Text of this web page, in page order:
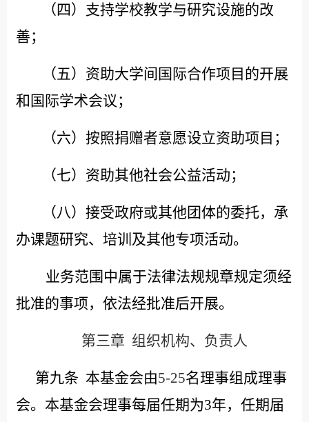
（四）支持学校教学与研究设施的改
善；
（五）资助大学间国际合作项目的开展
和国际学术会议；
（六）按照捐赠者意愿设立资助项目；
（七）资助其他社会公益活动；
（八）接受政府或其他团体的委托，承
办课题研究、培训及其他专项活动。
业务范围中属于法律法规规章规定须经
批准的事项，依法经批准后开展。
第三章 组织机构、负责人
第九条 本基金会由5-25名理事组成理事
会。本基金会理事每届任期为3年，任期届